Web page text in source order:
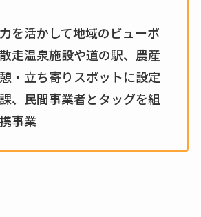
を活かして地域のビューポ
走温泉施設や道の駅、農産
・立ち寄りスポットに設定
、民間事業者とタッグを組
事業